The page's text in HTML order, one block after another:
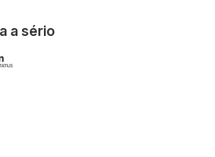
a sério